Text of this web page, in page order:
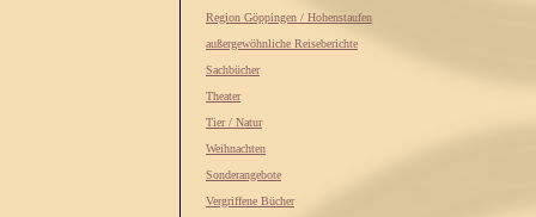
Region Göppingen / Hohenstaufen
außergewöhnliche Reiseberichte
Sachbücher
Theater
Tier / Natur
Weihnachten
Sonderangebote
Vergriffene Bücher